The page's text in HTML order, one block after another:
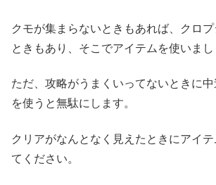
クモが集まらないときもあれば、クロ
ときもあり、そこでアイテムを使いまし
ただ、攻略がうまくいってないときに
を使うと無駄にします。
クリアがなんとなく見えたときにアイ
てください。